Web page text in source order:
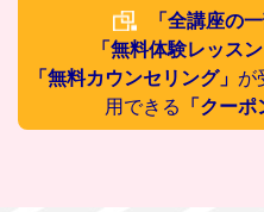
「全講座の
「無料体験レッス
「無料カウンセリング」 が
用できる
「クーポ